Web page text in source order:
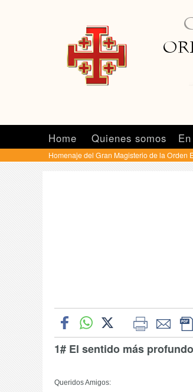
Home Quienes somos
Homenaje del Gran Magisterio de la Orden
1# El sentido más
Queridos Amigos: